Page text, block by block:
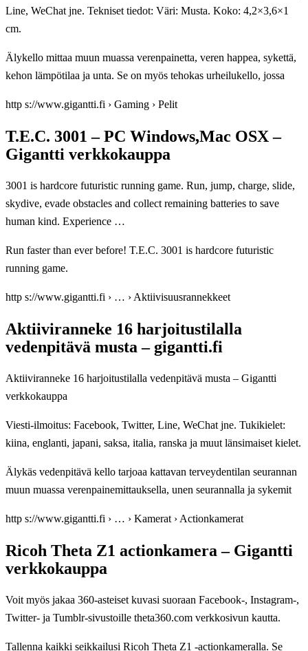
Line, WeChat jne. Tekniset tiedot: Väri: Musta. Koko: 4,2×3,6×1
cm.
Älykello mittaa muun muassa verenpainetta, veren happea, sykettä,
kehon lämpötilaa ja unta. Se on myös tehokas urheilukello, jossa
http s://www.gigantti.fi › Gaming › Pelit
T.E.C. 3001 – PC Windows,Mac OSX –
Gigantti verkkokauppa
3001 is hardcore futuristic running game. Run, jump, charge, slide,
skydive, evade obstacles and collect remaining batteries to save
human kind. Experience …
Run faster than ever before! T.E.C. 3001 is hardcore futuristic
running game.
http s://www.gigantti.fi › … › Aktiivisuusrannekkeet
Aktiiviranneke 16 harjoitustilalla
vedenpitävä musta – gigantti.fi
Aktiiviranneke 16 harjoitustilalla vedenpitävä musta – Gigantti
verkkokauppa
Viesti-ilmoitus: Facebook, Twitter, Line, WeChat jne. Tukikielet:
kiina, englanti, japani, saksa, italia, ranska ja muut länsimaiset kielet.
Älykäs vedenpitävä kello tarjoaa kattavan terveydentilan seurannan
muun muassa verenpainemittauksella, unen seurannalla ja sykemit
http s://www.gigantti.fi › … › Kamerat › Actionkamerat
Ricoh Theta Z1 actionkamera – Gigantti
verkkokauppa
Voit myös jakaa 360-asteiset kuvasi suoraan Facebook-, Instagram-,
Twitter- ja Tumblr-sivustoille theta360.com verkkosivun kautta.
Tallenna kaikki seikkailusi Ricoh Theta Z1 -actionkameralla. Se